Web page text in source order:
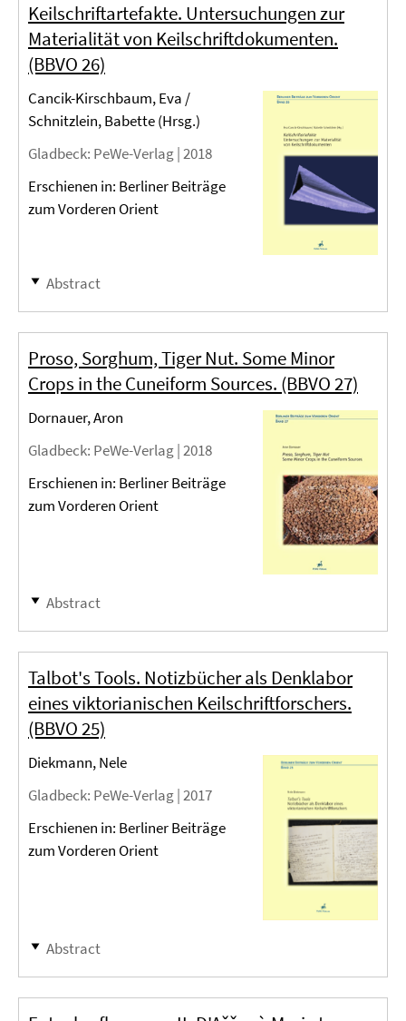
Keilschriftartefakte. Untersuchungen zur
Materialität von Keilschriftdokumenten.
(BBVO 26)
Cancik-Kirschbaum, Eva /
Schnitzlein, Babette (Hrsg.)
Gladbeck: PeWe-Verlag |2018
Erschienen in: Berliner Beiträge
zum Vorderen Orient
Abstract
Proso, Sorghum, Tiger Nut. Some Minor
Crops in the Cuneiform Sources. (BBVO 27)
Dornauer, Aron
Gladbeck: PeWe-Verlag |2018
Erschienen in: Berliner Beiträge
zum Vorderen Orient
Abstract
Talbot's Tools. Notizbücher als Denklabor
eines viktorianischen Keilschriftforschers.
(BBVO 25)
Diekmann, Nele
Gladbeck: PeWe-Verlag |2017
Erschienen in: Berliner Beiträge
zum Vorderen Orient
Abstract